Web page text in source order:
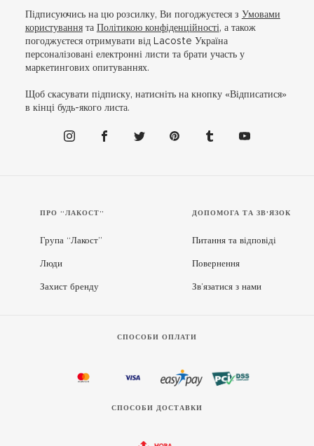
Підписуючись на цю розсилку, Ви погоджуєтеся з Умовами
користуваннята Політикою конфіденційності, а також
погоджуєтеся отримувати від Lacoste Україна
персоналізовані електронні листи та брати участь у
маркетингових опитуваннях.
Щоб скасувати підписку, натисніть на кнопку «Відписатися»
в кінці будь-якого листа.
ПРО “ЛАКОСТ”
Група “Лакост”
Люди
Захист бренду
ДОПОМОГА ТА ЗВ'ЯЗОК
Питання та відповіді
Повернення
Зв’язатися з нами
СПОСОБИ ОПЛАТИ
СПОСОБИ ДОСТАВКИ